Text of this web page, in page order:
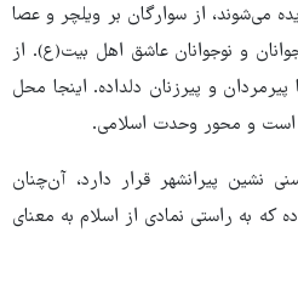
می‌شوند، از سوارگان بر ویلچر و عصا
و نوجوانان عاشق اهل بیت(ع). از
و پیرزنان دلداده. اینجا محل
است و محور وحدت اسلامی.
نشین پیرانشهر قرار دارد، آن‌چنان
که به راستی نمادی از اسلام به معنای